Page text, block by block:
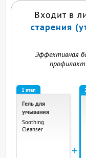
Входит в
старения
Эффективная
1 этап
Гель для
умывания
Soothing
Cleanser
+